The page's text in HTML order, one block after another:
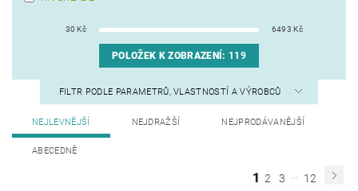
30 Kč 6493 Kč
POLOŽEK K ZOBRAZENÍ: 119
FILTR PODLE PARAMETRŮ, VLASTNOSTÍ A VÝROBCŮ
NEJLEVNĚJŠÍ NEJDRAŽŠÍ NEJPRODÁVANĚJŠÍ
ABECEDNĚ
1 2 3 ... 12